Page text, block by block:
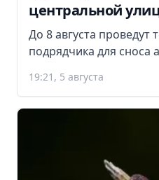
центральной
До 8 августа проведут
подрядчика для сноса
19:21, 5 августа